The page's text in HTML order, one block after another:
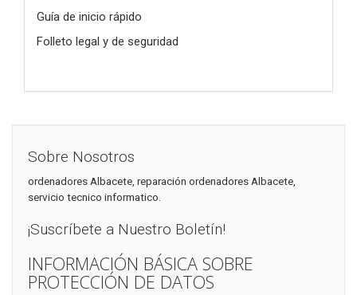
Guía de inicio rápido
Folleto legal y de seguridad
Sobre Nosotros
ordenadores Albacete, reparación ordenadores Albacete,
servicio tecnico informatico.
¡Suscríbete a Nuestro Boletín!
INFORMACIÓN BÁSICA SOBRE
PROTECCIÓN DE DATOS